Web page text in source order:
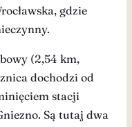
gdzie
(2,54 km,
dochodzi od
stacji
Są tutaj dwa